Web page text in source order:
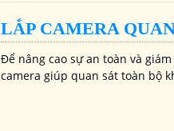
LẮP CAMERA
Để nâng cao sự an toàn và
camera giúp quan sát toàn bộ